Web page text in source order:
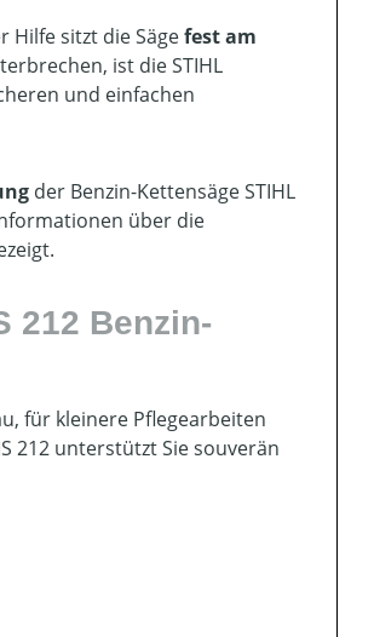
Hilfe sitzt die Sägefest am
ist die STIHL
und einfachen
der Benzin-Kettensäge STIHL
über die
212 Benzin-
für kleinere Pflegearbeiten
212 unterstützt Sie souverän